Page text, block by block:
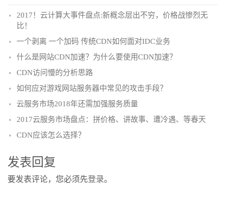
2017！云计算大事件盘点:新概念层出不穷，价格战惨烈无
比！
一个剥离 一个加码 传统CDN如何面对IDC业务
什么是网站CDN加速？为什么要使用CDN加速？
CDN访问慢的分析思路
如何应对游戏网站服务器中常见的攻击手段？
云服务市场2018年还需加强服务质量
2017云服务市场盘点：拼价格、讲故事、遭冷遇、等春天
CDN应该怎么选择？
发表回复
要发表评论，您必须先登录。